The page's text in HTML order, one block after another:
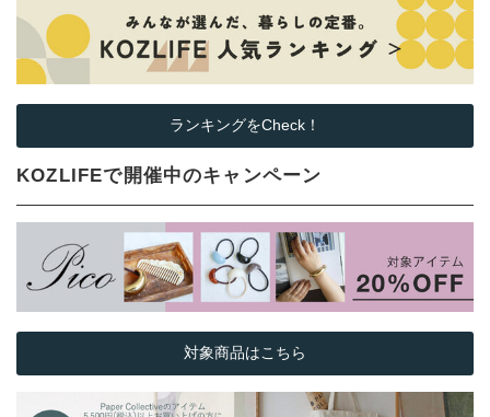
ランキングをCheck！
KOZLIFEで開催中のキャンペーン
対象商品はこちら